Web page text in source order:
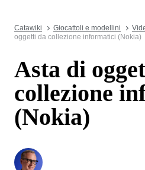
Catawiki Giocattoli e modellini
oggetti da collezione informatici (Nokia)
Asta di
collezione
(Nokia)